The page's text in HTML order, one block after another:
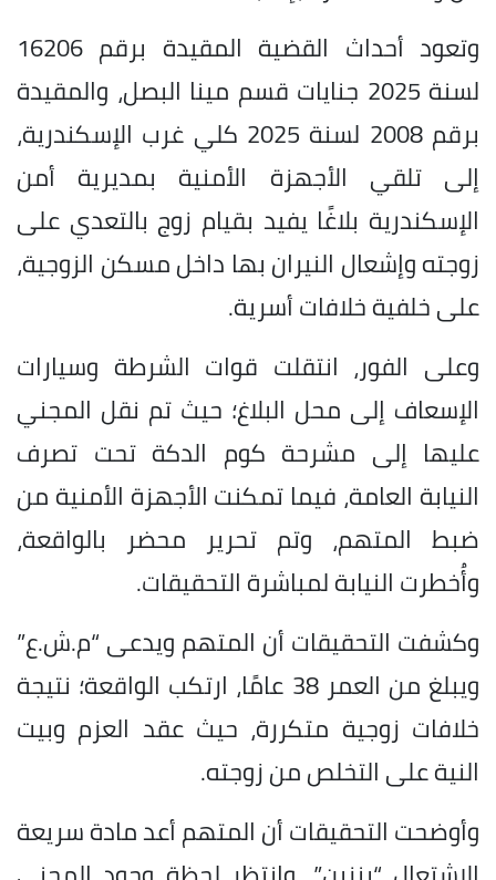
وتعود أحداث القضية المقيدة برقم 16206
لسنة 2025 جنايات قسم مينا البصل، والمقيدة
برقم 2008 لسنة 2025 كلي غرب الإسكندرية،
إلى تلقي الأجهزة الأمنية بمديرية أمن
الإسكندرية بلاغًا يفيد بقيام زوج بالتعدي على
زوجته وإشعال النيران بها داخل مسكن الزوجية،
على خلفية خلافات أسرية.
وعلى الفور، انتقلت قوات الشرطة وسيارات
الإسعاف إلى محل البلاغ؛ حيث تم نقل المجني
عليها إلى مشرحة كوم الدكة تحت تصرف
النيابة العامة، فيما تمكنت الأجهزة الأمنية من
ضبط المتهم، وتم تحرير محضر بالواقعة،
وأُخطرت النيابة لمباشرة التحقيقات.
وكشفت التحقيقات أن المتهم ويدعى “م.ش.ع”
ويبلغ من العمر 38 عامًا، ارتكب الواقعة؛ نتيجة
خلافات زوجية متكررة، حيث عقد العزم وبيت
النية على التخلص من زوجته.
وأوضحت التحقيقات أن المتهم أعد مادة سريعة